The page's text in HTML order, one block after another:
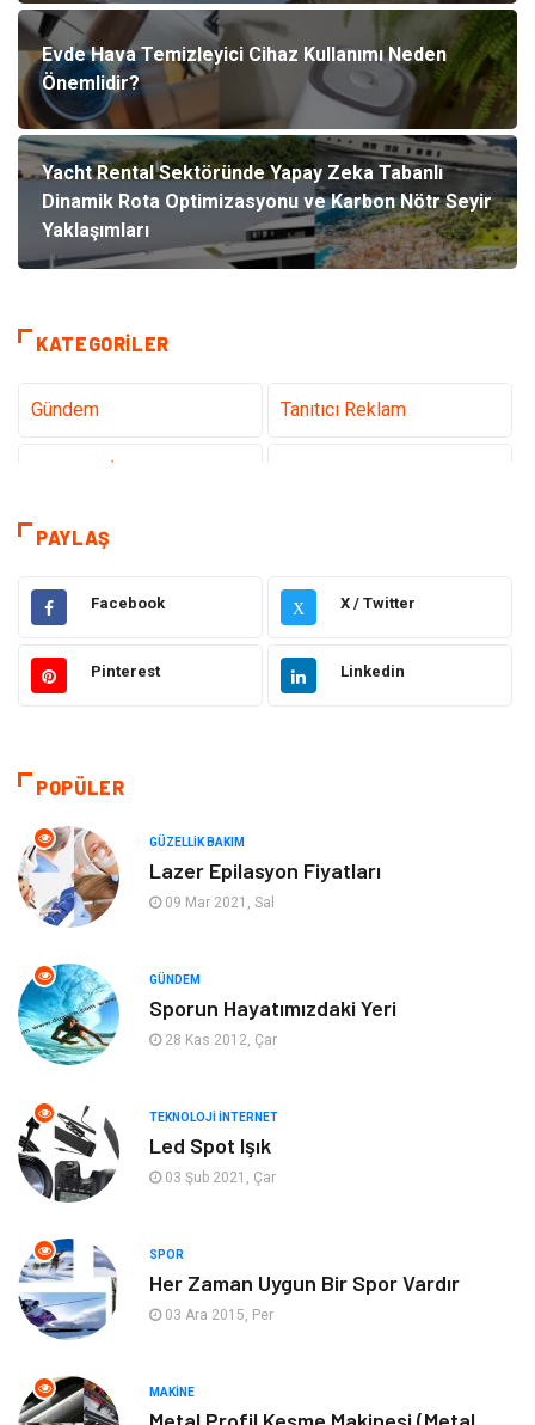
Evde Hava Temizleyici Cihaz Kullanımı Neden
Önemlidir?
Yacht Rental Sektöründe Yapay Zeka Tabanlı
Dinamik Rota Optimizasyonu ve Karbon Nötr Seyir
Yaklaşımları
KATEGORILER
Gündem Tanıtıcı Reklam
Teknoloji İnternet
Hukuk
Dekorasyon Giyim
Otomotiv Güzellik Bakım
Makine
Gıda
Keyif Hobi
Anne Çocuk
Organizasyon Moda
Bilgisayar & Yazılım
Müzik
Spor
Turizm
Nakliye
PAYLAŞ
Facebook X X / Twitter
Pinterest Linkedin
POPÜLER
GÜZELLIK BAKIM
Lazer Epilasyon Fiyatları
09 Mar 2021, Sal
GÜNDEM
Sporun Hayatımızdaki Yeri
28 Kas 2012, Çar
TEKNOLOJI İNTERNET
Led Spot Işık
03 Şub 2021, Çar
SPOR
Her Zaman Uygun Bir Spor Vardır
03 Ara 2015, Per
MAKINE